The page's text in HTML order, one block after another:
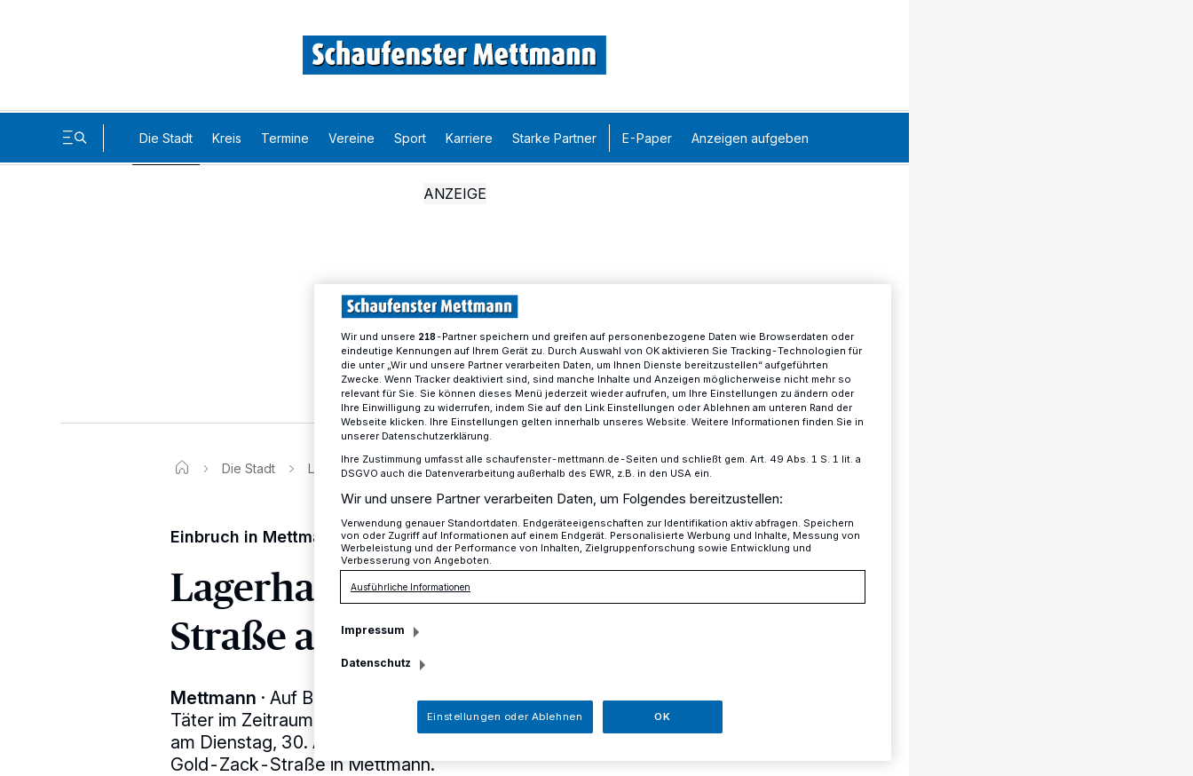
Die Stadt Kreis Termine Vereine Sport Karriere Starke Partner E-Paper Anzeigen aufgeben
Die Stadt Lagerhaus an der Gold-Zack-Straße aufgebrochen
Einbruch in Mettmann
Lagerhaus an der Gold-Zack-
Straße aufgebrochen
Mettmann · Auf Baugeräte abgesehen hatten es noch unbekannte
Täter im Zeitraum zwischen 17 Uhr am Montag, 29. April, und 7 Uhr
am Dienstag, 30. April, bei einem Einbruch in ein Lagerhaus an der
Gold-Zack-Straße in Mettmann.
Wir und unsere 218-Partner speichern und greifen auf personenbezogene Daten wie Browserdaten oder
eindeutige Kennungen auf Ihrem Gerät zu. Durch Auswahl von OK aktivieren Sie Tracking-Technologien für
die unter „Wir und unsere Partner verarbeiten Daten, um Ihnen Dienste bereitzustellen“ aufgeführten
Zwecke. Wenn Tracker deaktiviert sind, sind manche Inhalte und Anzeigen möglicherweise nicht mehr so
relevant für Sie. Sie können dieses Menü jederzeit wieder aufrufen, um Ihre Einstellungen zu ändern oder
Ihre Einwilligung zu widerrufen, indem Sie auf den Link Einstellungen oder Ablehnen am unteren Rand der
Webseite klicken. Ihre Einstellungen gelten innerhalb unseres Website. Weitere Informationen finden Sie in
unserer Datenschutzerklärung.
Ihre Zustimmung umfasst alle schaufenster-mettmann.de-Seiten und schließt gem. Art. 49 Abs. 1 S. 1 lit. a
DSGVO auch die Datenverarbeitung außerhalb des EWR, z.B. in den USA ein.
Wir und unsere Partner verarbeiten Daten, um Folgendes bereitzustellen:
Verwendung genauer Standortdaten. Endgeräteeigenschaften zur Identifikation aktiv abfragen. Speichern
von oder Zugriff auf Informationen auf einem Endgerät. Personalisierte Werbung und Inhalte, Messung von
Werbeleistung und der Performance von Inhalten, Zielgruppenforschung sowie Entwicklung und
Verbesserung von Angeboten.
Ausführliche Informationen
Impressum
Datenschutz
Einstellungen oder Ablehnen OK